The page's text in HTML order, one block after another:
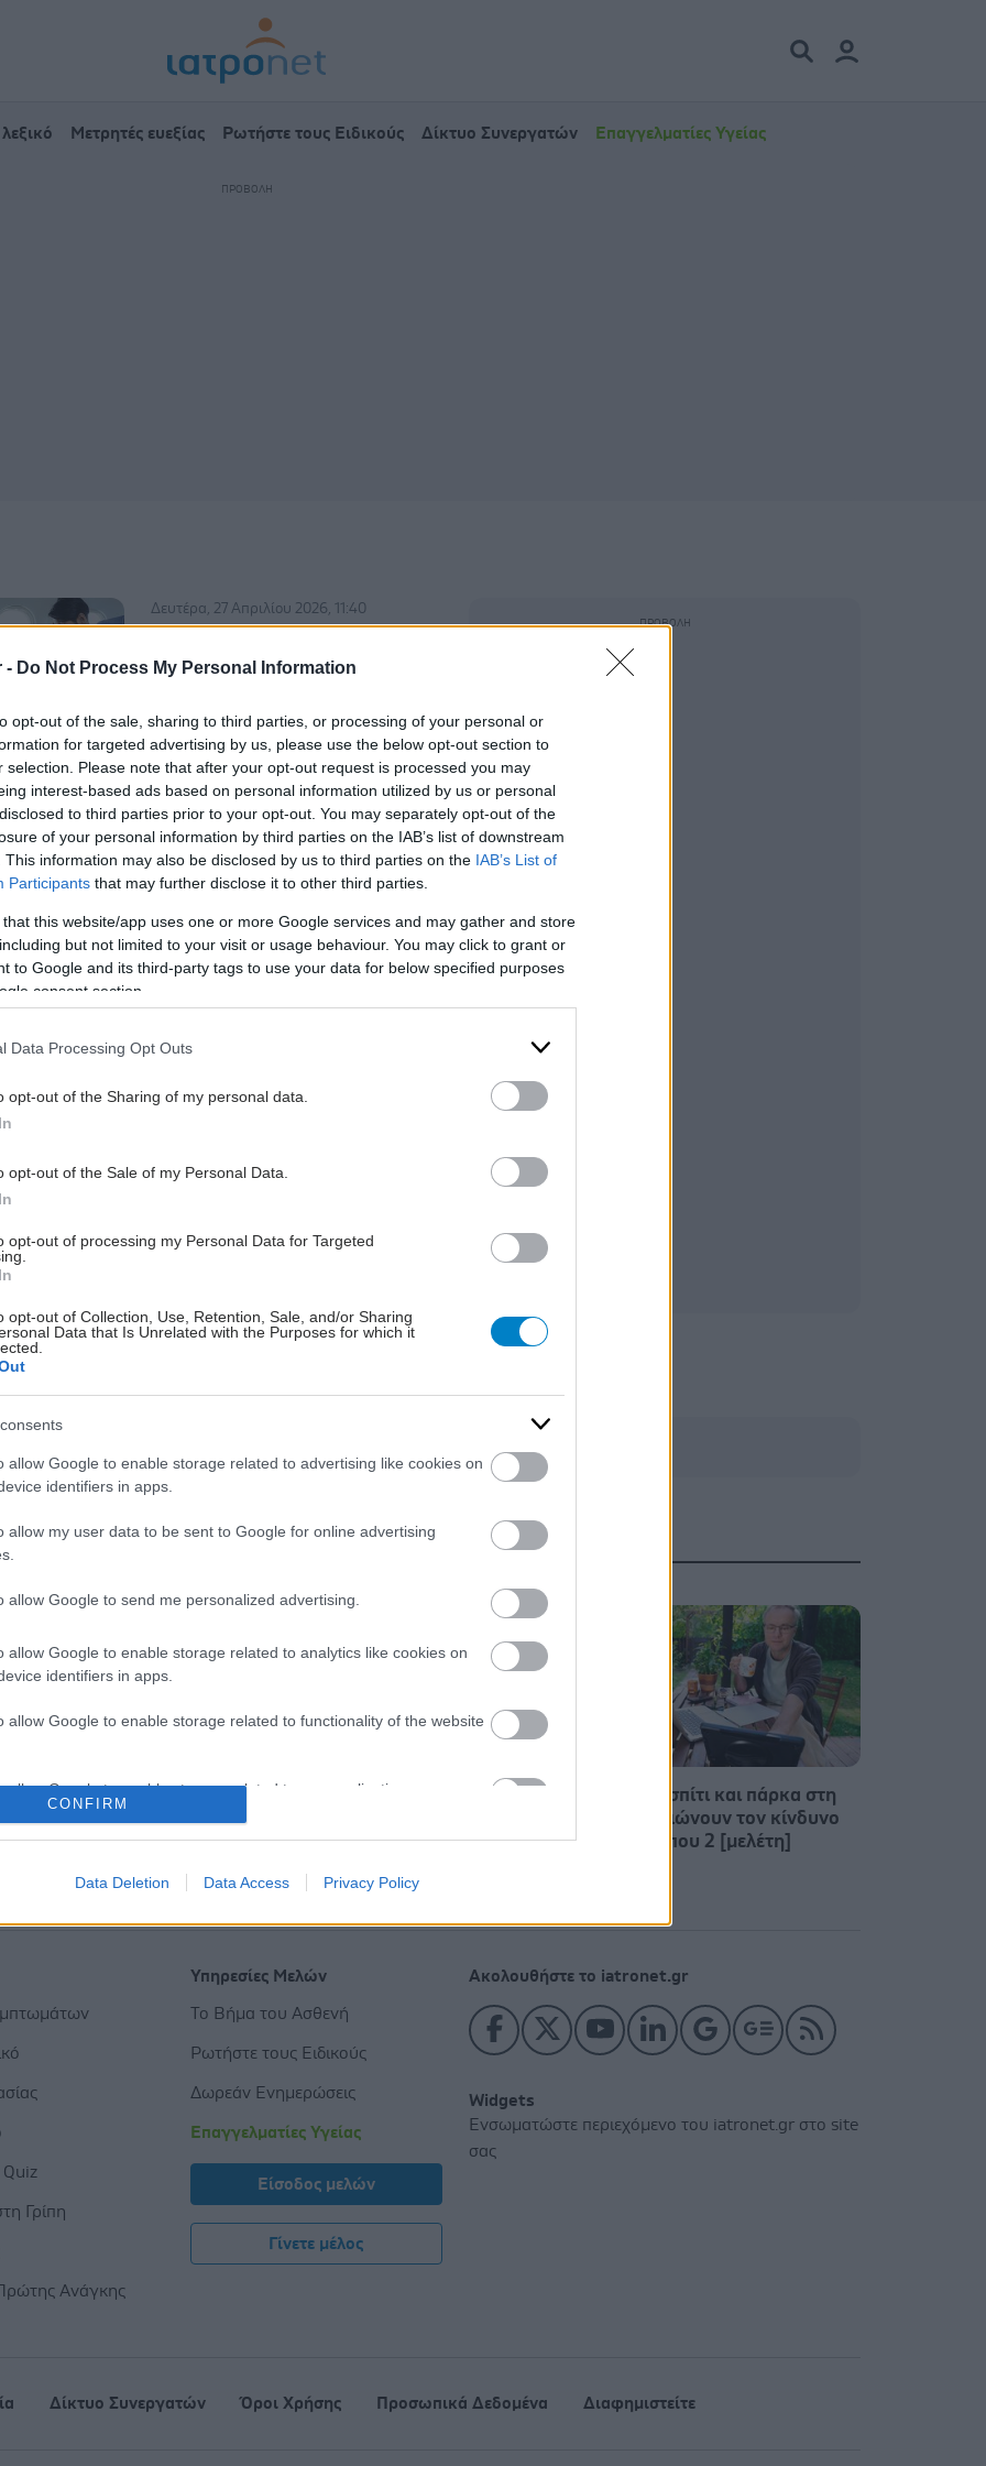
- Do Not Process My Personal Information
opt-out of the sale, sharing to third parties, or processing of your personal or
for targeted advertising by us, please use the below opt-out section to
selection. Please note that after your opt-out request is processed you may
interest-based ads based on personal information utilized by us or personal
to third parties prior to your opt-out. You may separately opt-out of the
of your personal information by third parties on the IAB’s list of downstream
This information may also be disclosed by us to third parties on the IAB’s List of
Participants that may further disclose it to other third parties.
that this website/app uses one or more Google services and may gather and store
but not limited to your visit or usage behaviour. You may click to grant or
to Google and its third-party tags to use your data for below specified purposes
consent section.
Data Processing Opt Outs
opt-out of the Sharing of my personal data.
opt-out of the Sale of my Personal Data.
opt-out of processing my Personal Data for Targeted
opt-out of Collection, Use, Retention, Sale, and/or Sharing
Data that Is Unrelated with the Purposes for which it
allow Google to enable storage related to advertising like cookies on
identifiers in apps.
allow my user data to be sent to Google for online advertising
allow Google to send me personalized advertising.
allow Google to enable storage related to analytics like cookies on
identifiers in apps.
allow Google to enable storage related to functionality of the website
allow Google to enable storage related to personalization.
allow Google to enable storage related to security, including
CONFIRM
Data Deletion Data Access Privacy Policy
λεξικό Μετρητές ευεξίας Ρωτήστε τους Ειδικούς Δίκτυο Συνεργατών Επαγγελματίες Υγείας
Δευτέρα, 27 Απριλίου 2026, 11:40
αιτίες και τα συμπτώματα
αντιμετωπιστεί.
έντομο το παιδί μου:
ενόχληση ή αλλεργική
στους πολίτες της Αττικής ο ΙΣΑ
Κήπος στο σπίτι και πάρκα στη
γειτονιά μειώνουν τον κίνδυνο
διαβήτη τύπου 2 [μελέτη]
Ακολουθήστε το iatronet.gr
Widgets
Ενσωματώστε περιεχόμενο του iatronet.gr στο site
σας
Quiz
Γρίπη
Ανάγκης
Υπηρεσίες Μελών
Το Βήμα του Ασθενή
Ρωτήστε τους Ειδικούς
Δωρεάν Ενημερώσεις
Επαγγελματίες Υγείας
Είσοδος μελών
Γίνετε μέλος
Δίκτυο Συνεργατών Όροι Χρήσης Προσωπικά Δεδομένα Διαφημιστείτε